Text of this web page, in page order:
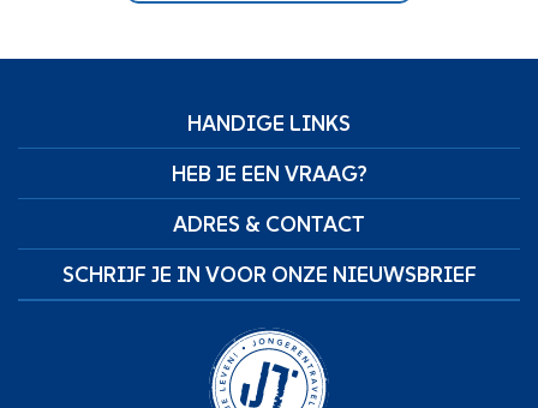
HANDIGE LINKS
HEB JE EEN VRAAG?
ADRES & CONTACT
SCHRIJF JE IN VOOR ONZE NIEUWSBRIEF